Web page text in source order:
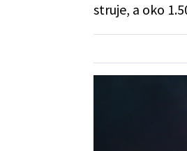
struje, a oko